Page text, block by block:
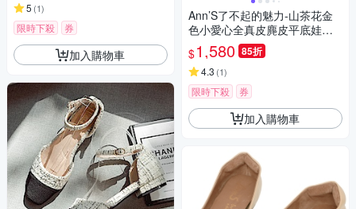
5 (1)
限時下殺 券
加入購物車
Ann’S了不起的魅力-山茶花金
色小愛心全真皮麂皮平底娃娃
鞋-黑
$1,580 85折
4.3 (1)
限時下殺 券
加入購物車